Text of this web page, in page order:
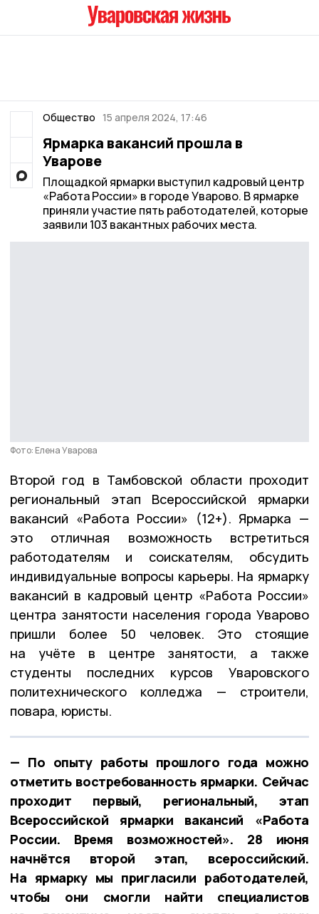
Общество 15 апреля 2024, 17:46
Ярмарка вакансий прошла в
Уварове
Площадкой ярмарки выступил кадровый центр
«Работа России» в городе Уварово. В ярмарке
приняли участие пять работодателей, которые
заявили 103 вакантных рабочих места.
Фото: Елена Уварова
Второй год в Тамбовской области проходит
региональный этап Всероссийской ярмарки
вакансий «Работа России» (12+). Ярмарка —
это отличная возможность встретиться
работодателям и соискателям, обсудить
индивидуальные вопросы карьеры. На ярмарку
вакансий в кадровый центр «Работа России»
центра занятости населения города Уварово
пришли более 50 человек. Это стоящие
на учёте в центре занятости, а также
студенты последних курсов Уваровского
политехнического колледжа — строители,
повара, юристы.
— По опыту работы прошлого года можно
отметить востребованность ярмарки. Сейчас
проходит первый, региональный, этап
Всероссийской ярмарки вакансий «Работа
России. Время возможностей». 28 июня
начнётся второй этап, всероссийский.
На ярмарку мы пригласили работодателей,
чтобы они смогли найти специалистов